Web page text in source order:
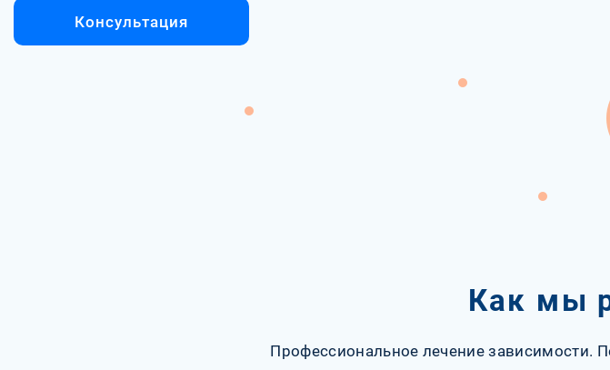
Консультация
Как мы
Профессиональное лечение зависимости.